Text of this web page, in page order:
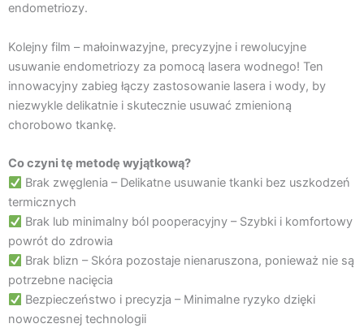
endometriozy.
Kolejny film – małoinwazyjne, precyzyjne i rewolucyjne
usuwanie endometriozy za pomocą lasera wodnego! Ten
innowacyjny zabieg łączy zastosowanie lasera i wody, by
niezwykle delikatnie i skutecznie usuwać zmienioną
chorobowo tkankę.
Co czyni tę metodę wyjątkową?
Brak zwęglenia – Delikatne usuwanie tkanki bez uszkodzeń
termicznych
Brak lub minimalny ból pooperacyjny – Szybki i komfortowy
powrót do zdrowia
Brak blizn – Skóra pozostaje nienaruszona, ponieważ nie są
potrzebne nacięcia
Bezpieczeństwo i precyzja – Minimalne ryzyko dzięki
nowoczesnej technologii